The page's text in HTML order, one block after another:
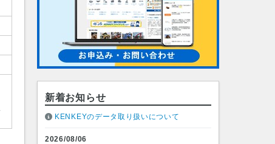
新着お知らせ
KENKEYのデータ取り扱いについて
2026/08/06